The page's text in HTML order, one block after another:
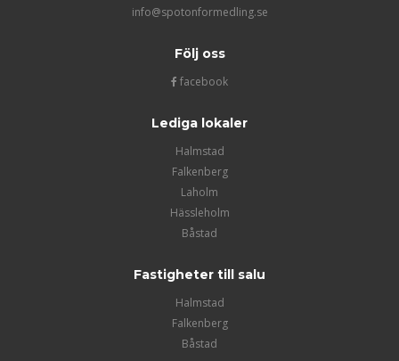
info@spotonformedling.se
Följ oss
facebook
Lediga lokaler
Halmstad
Falkenberg
Laholm
Hässleholm
Båstad
Fastigheter till salu
Halmstad
Falkenberg
Båstad